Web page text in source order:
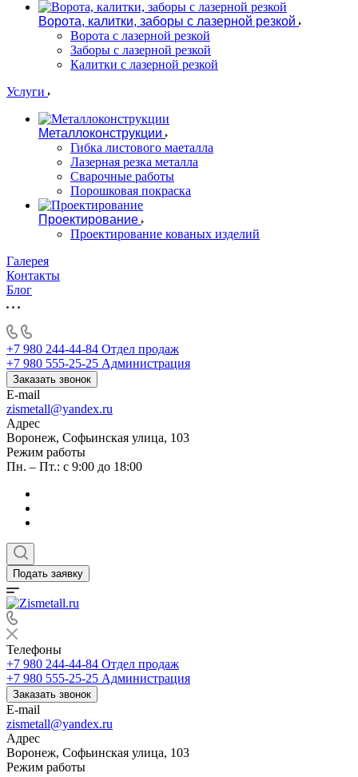
Ворота, калитки, заборы с лазерной резкой
Ворота с лазерной резкой
Заборы с лазерной резкой
Калитки с лазерной резкой
Услуги
Металлоконструкции
Гибка листового маеталла
Лазерная резка металла
Сварочные работы
Порошковая покраска
Проектирование
Проектирование кованых изделий
Галерея
Контакты
Блог
+7 980 244-44-84 Отдел продаж
+7 980 555-25-25 Администрация
Заказать звонок
E-mail
zismetall@yandex.ru
Адрес
Воронеж, Софьинская улица, 103
Режим работы
Пн. – Пт.: с 9:00 до 18:00
Подать заявку
Телефоны
+7 980 244-44-84 Отдел продаж
+7 980 555-25-25 Администрация
Заказать звонок
E-mail
zismetall@yandex.ru
Адрес
Воронеж, Софьинская улица, 103
Режим работы